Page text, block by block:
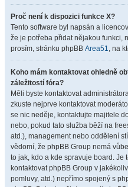
Proč není k dispozici funkce X?
Tento software byl napsán a
že je potřeba přidat nějakou funkci,
prosím, stránku phpBB Area51, na
Koho mám kontaktovat ohledně
záležitostí fóra?
Měli byste kontaktovat
zkuste nejprve kontaktovat
se nic neděje, kontaktujte majitele
nebo, pokud tato služba běží na
atd.), management nebo oddělení
vědomí, že phpBB Group nemá
to jak, kdo a kde spravuje board. Je
kontaktovat phpBB Group v
pomluvy, atd.) nepřímo spojený s